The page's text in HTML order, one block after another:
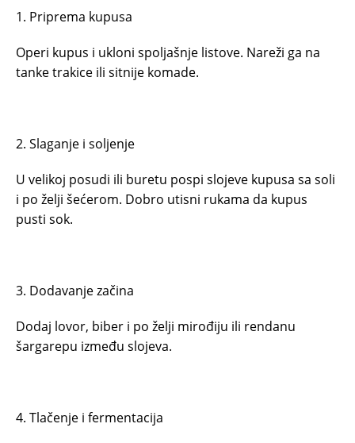
1. Priprema kupusa
Operi kupus i ukloni spoljašnje listove. Nareži ga na
tanke trakice ili sitnije komade.
2. Slaganje i soljenje
U velikoj posudi ili buretu pospi slojeve kupusa sa soli
i po želji šećerom. Dobro utisni rukama da kupus
pusti sok.
3. Dodavanje začina
Dodaj lovor, biber i po želji mirođiju ili rendanu
šargarepu između slojeva.
4. Tlačenje i fermentacija